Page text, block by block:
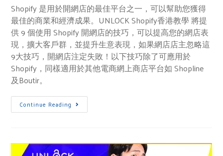
Shopify 是用於開網店的最佳平台之一，可以幫助您獲得
最佳的商業和經濟成果。UNLOCK Shopify香港教學 將提
供 9 個使用 Shopify 開網店的技巧，可以提高您的網店表
現，擴大客戶群，並提升生意表現，如果網店店主忽略這
9大技巧，開網店注定失敗！以下技巧除了可應用於
Shopify，同樣適用於其他電商網上商店平台如 Shopline
及Boutir。
Continue Reading